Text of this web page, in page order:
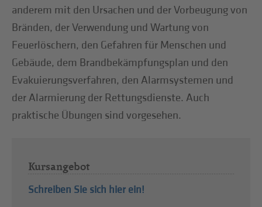
anderem mit den Ursachen und der Vorbeugung von
Bränden, der Verwendung und Wartung von
Feuerlöschern, den Gefahren für Menschen und
Gebäude, dem Brandbekämpfungsplan und den
Evakuierungsverfahren, den Alarmsystemen und
der Alarmierung der Rettungsdienste. Auch
praktische Übungen sind vorgesehen.
Kursangebot
Schreiben Sie sich hier ein!